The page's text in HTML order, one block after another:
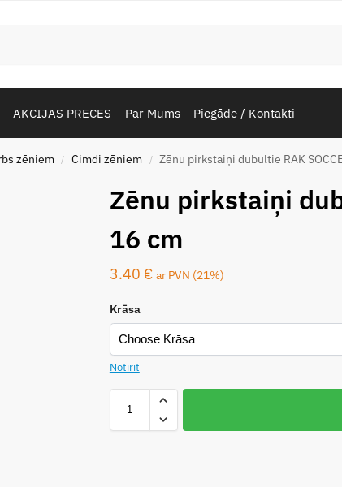
AKCIJAS PRECES Par Mums Piegāde / Kontakti
zēniem / Cimdi zēniem / Zēnu pirkstaiņi dubultie RAK
Zēnu pirkstaiņi
16 cm
3.40 € ar PVN (21%)
Krāsa
Notīrīt